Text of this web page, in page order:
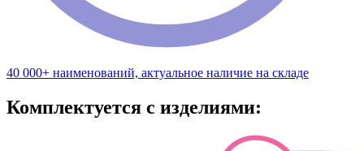
40 000+ наименований, актуальное наличие на складе
Комплектуется с изделиями: